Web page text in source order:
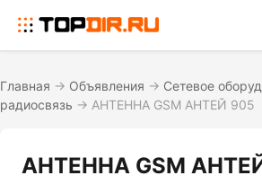
Главная → Объявления → Сетевое
радиосвязь → АНТЕННА GSM АНТЕЙ 905
АНТЕННА GSM